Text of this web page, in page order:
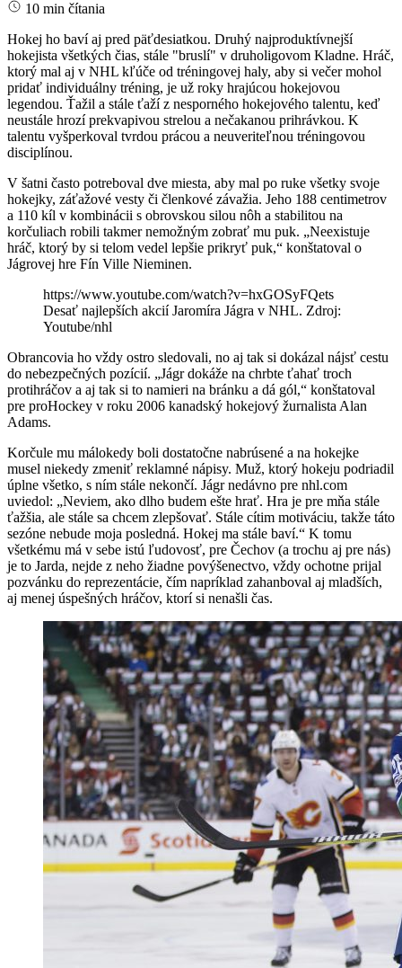
10 min čítania
Hokej ho baví aj pred päťdesiatkou. Druhý najproduktívnejší
hokejista všetkých čias, stále "bruslí" v druholigovom Kladne. Hráč,
ktorý mal aj v NHL kľúče od tréningovej haly, aby si večer mohol
pridať individuálny tréning, je už roky hrajúcou hokejovou
legendou. Ťažil a stále ťaží z nesporného hokejového talentu, keď
neustále hrozí prekvapivou strelou a nečakanou prihrávkou. K
talentu vyšperkoval tvrdou prácou a neuveriteľnou tréningovou
disciplínou.
V šatni často potreboval dve miesta, aby mal po ruke všetky svoje
hokejky, záťažové vesty či členkové závažia. Jeho 188 centimetrov
a 110 kíl v kombinácii s obrovskou silou nôh a stabilitou na
korčuliach robili takmer nemožným zobrať mu puk. „Neexistuje
hráč, ktorý by si telom vedel lepšie prikryť puk,“ konštatoval o
Jágrovej hre Fín Ville Nieminen.
https://www.youtube.com/watch?v=hxGOSyFQets
Desať najlepších akcií Jaromíra Jágra v NHL. Zdroj:
Youtube/nhl
Obrancovia ho vždy ostro sledovali, no aj tak si dokázal nájsť cestu
do nebezpečných pozícií. „Jágr dokáže na chrbte ťahať troch
protihráčov a aj tak si to namieri na bránku a dá gól,“ konštatoval
pre proHockey v roku 2006 kanadský hokejový žurnalista Alan
Adams.
Korčule mu málokedy boli dostatočne nabrúsené a na hokejke
musel niekedy zmeniť reklamné nápisy. Muž, ktorý hokeju podriadil
úplne všetko, s ním stále nekončí. Jágr nedávno pre nhl.com
uviedol: „Neviem, ako dlho budem ešte hrať. Hra je pre mňa stále
ťažšia, ale stále sa chcem zlepšovať. Stále cítim motiváciu, takže táto
sezóne nebude moja posledná. Hokej ma stále baví.“ K tomu
všetkému má v sebe istú ľudovosť, pre Čechov (a trochu aj pre nás)
je to Jarda, nejde z neho žiadne povýšenectvo, vždy ochotne prijal
pozvánku do reprezentácie, čím napríklad zahanboval aj mladších,
aj menej úspešných hráčov, ktorí si nenašli čas.